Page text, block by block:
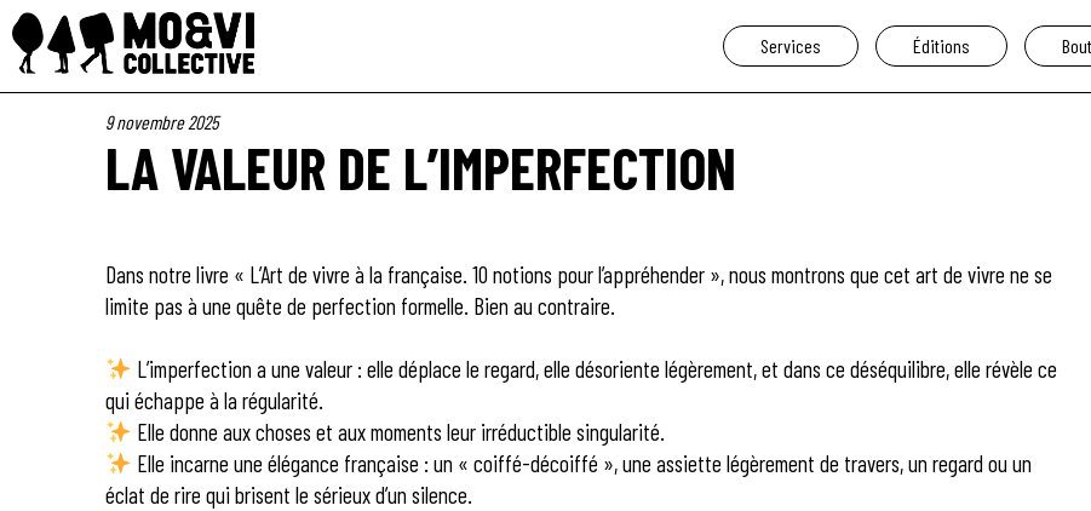
Services Éditions
9 novembre 2025
LA VALEUR DE L’IMPERFECTION
Dans notre livre « L’Art de vivre à la française. 10 notions pour l’appréhender », nous montrons que cet art de vivre ne se
limite pas à une quête de perfection formelle. Bien au contraire.
L’imperfection a une valeur : elle déplace le regard, elle désoriente légèrement, et dans ce déséquilibre, elle révèle ce
qui échappe à la régularité.
Elle donne aux choses et aux moments leur irréductible singularité.
Elle incarne une élégance française : un « coiffé-décoiffé », une assiette légèrement de travers, un regard ou un
éclat de rire qui brisent le sérieux d’un silence.